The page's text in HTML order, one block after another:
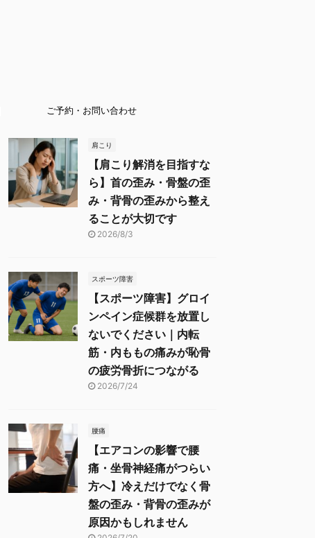
ご予約・お問い合わせ
肩こり
【肩こり解消を目指すな
ら】首の歪み・骨盤の歪
み・背骨の歪みから整え
ることが大切です
2026/8/3
スポーツ障害
【スポーツ障害】グロイ
ンペイン症候群を放置し
ないでください｜内転
筋・内ももの痛みが恥骨
の疲労骨折につながる
2026/7/24
腰痛
【エアコンの影響で腰
痛・坐骨神経痛がつらい
方へ】冷えだけでなく骨
盤の歪み・背骨の歪みが
原因かもしれません